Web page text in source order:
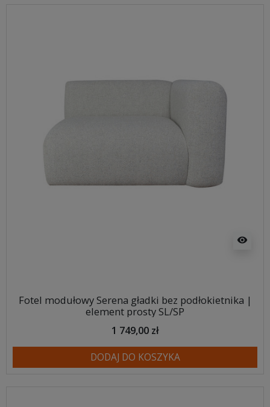
visibility
Fotel modułowy Serena gładki bez podłokietnika |
element prosty SL/SP
1 749,00 zł
DODAJ DO KOSZYKA